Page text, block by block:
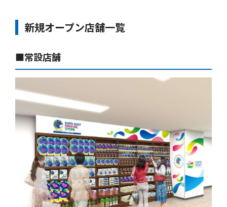
新規オープン店舗一覧
■常設店舗